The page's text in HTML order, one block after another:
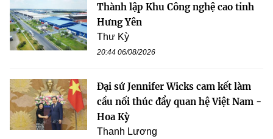
Thành lập Khu Công nghệ cao tỉnh
Hưng Yên
Thư Kỳ
20:44 06/08/2026
Đại sứ Jennifer Wicks cam kết làm
cầu nối thúc đẩy quan hệ Việt Nam -
Hoa Kỳ
Thanh Lương